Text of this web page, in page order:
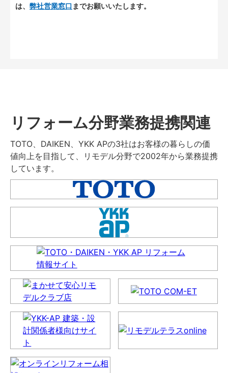
は、 弊社営業窓口 までお願いいたします。
リフォーム分野業務提携関連
TOTO、DAIKEN、YKK APの3社はお客様の暮らしの価
値向上を目指して、リモデル分野で2002年から業務提携
しています。